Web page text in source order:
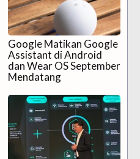
Google Matikan Google
Assistant di Android
dan Wear OS September
Mendatang